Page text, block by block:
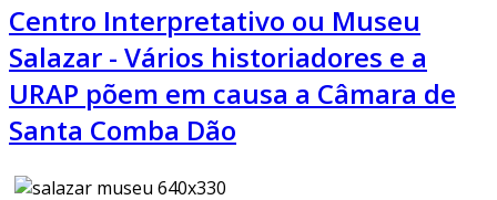
Centro Interpretativo ou Museu
Salazar - Vários historiadores e a
URAP põem em causa a Câmara de
Santa Comba Dão